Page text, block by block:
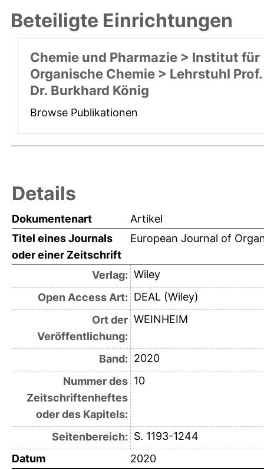
Beteiligte Einrichtungen
Chemie und Pharmazie > Institut für
Organische Chemie > Lehrstuhl Prof.
Dr. Burkhard König
Browse Publikationen
Details
Dokumentenart
Artikel
Titel eines Journals
oder einer Zeitschrift
European Journal of
Verlag: Wiley
Open Access Art: DEAL (Wiley)
Ort der
Veröffentlichung:
WEINHEIM
Band: 2020
Nummer des
Zeitschriftenheftes
oder des Kapitels:
10
Seitenbereich: S. 1193-1244
Datum
2020